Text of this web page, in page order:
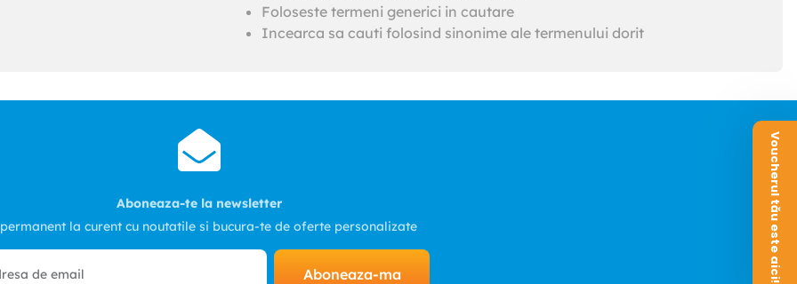
Foloseste termeni generici in cautare
Incearca sa cauti folosind sinonime ale termenului dorit
Aboneaza-te la newsletter
la curent cu noutatile si bucura-te de oferte personalizate
Aboneaza-ma Voucherul tău este aici!